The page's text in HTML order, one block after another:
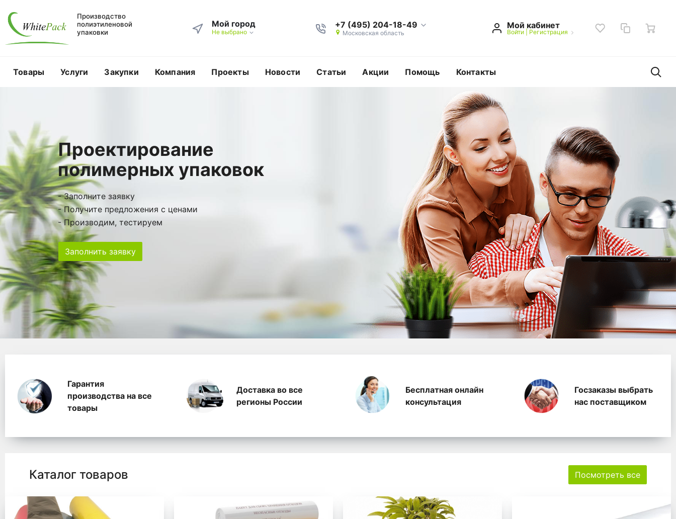
Производство
полиэтиленовой
упаковки
Мой город
Не выбрано
+7 (495) 204-18-49
Московская область
Мой кабинет
Войти| Регистрация
Товары Услуги Закупки Компания Проекты Новости Статьи Акции Помощь Контакты
Проектирование
полимерных упаковок
- Заполните заявку
- Получите предложения с ценами
- Производим, тестируем
Заполнить заявку
WhitePack переработка полиэтилена, производство полимерных
Гарантия
производства на все
товары
Доставка во все
регионы России
Бесплатная онлайн
консультация
Госзаказы выбрать
нас поставщиком
Каталог товаров Посмотреть все